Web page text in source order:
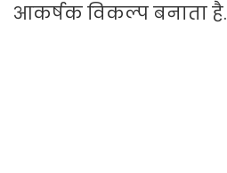
आकर्षक विकल्प बनाता है.